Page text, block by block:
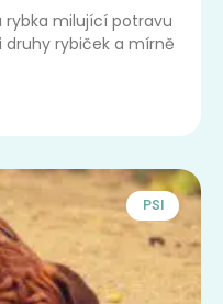
rybka milující potravu
druhy rybiček a mírně
PSI